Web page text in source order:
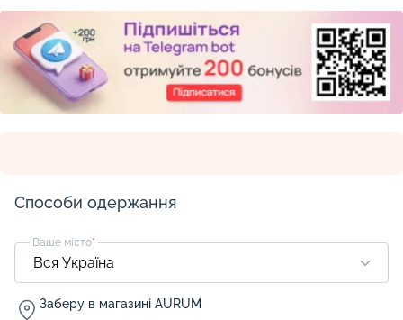
Способи одержання
Ваше місто*
Заберу в магазині AURUM